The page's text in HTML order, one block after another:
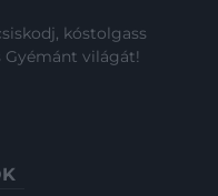
kóstolgass
Gyémánt világát!